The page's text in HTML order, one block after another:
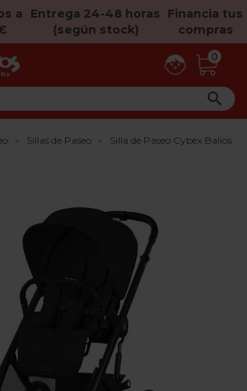
a
Entrega 24-48 horas
(según stock)
Financia tus
compras
0

Sillas de Paseo Silla de Paseo Cybex Balios S